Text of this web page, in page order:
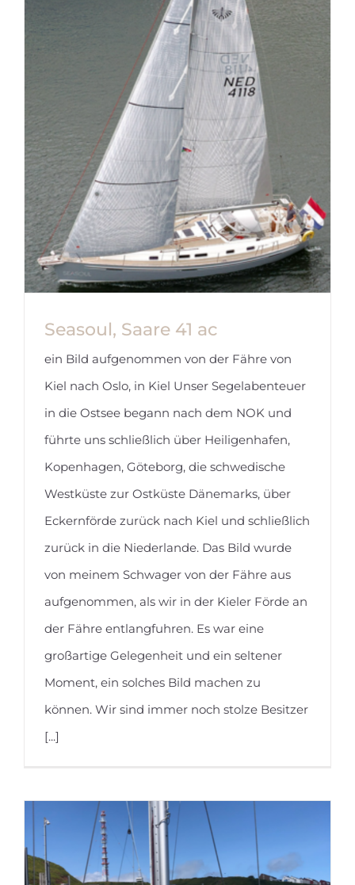
zumindest bis in den Anfang Juli 2025
hinein. Nun muss die [...]
Seasoul, Saare 41 ac
Seasoul, Saare 41 ac
ein Bild aufgenommen von der Fähre von
Kiel nach Oslo, in Kiel Unser Segelabenteuer
in die Ostsee begann nach dem NOK und
führte uns schließlich über Heiligenhafen,
Kopenhagen, Göteborg, die schwedische
Westküste zur Ostküste Dänemarks, über
Eckernförde zurück nach Kiel und schließlich
zurück in die Niederlande. Das Bild wurde
von meinem Schwager von der Fähre aus
aufgenommen, als wir in der Kieler Förde an
der Fähre entlangfuhren. Es war eine
großartige Gelegenheit und ein seltener
Moment, ein solches Bild machen zu
können. Wir sind immer noch stolze Besitzer
[...]